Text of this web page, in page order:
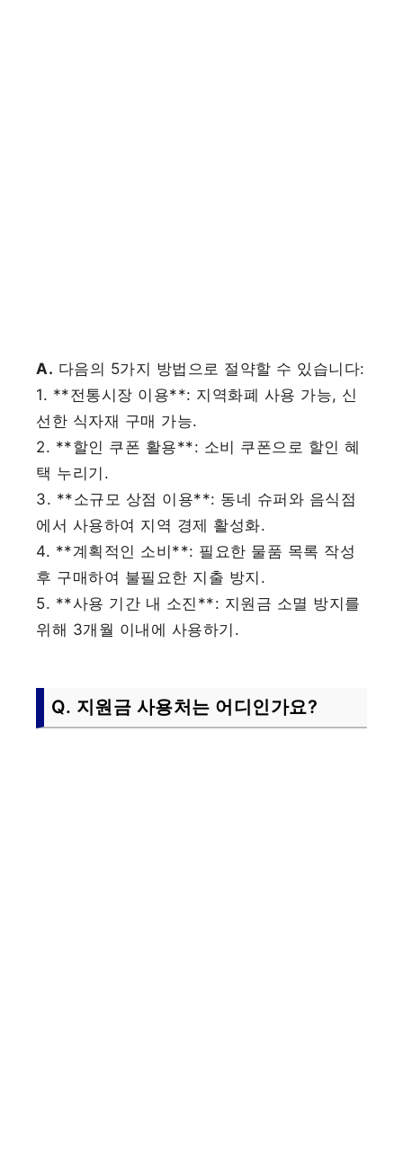
A. 다음의 5가지 방법으로 절약할 수 있습니다:
1. **전통시장 이용**: 지역화폐 사용 가능, 신
선한 식자재 구매 가능.
2. **할인 쿠폰 활용**: 소비 쿠폰으로 할인 혜
택 누리기.
3. **소규모 상점 이용**: 동네 슈퍼와 음식점
에서 사용하여 지역 경제 활성화.
4. **계획적인 소비**: 필요한 물품 목록 작성
후 구매하여 불필요한 지출 방지.
5. **사용 기간 내 소진**: 지원금 소멸 방지를
위해 3개월 이내에 사용하기.
Q. 지원금 사용처는 어디인가요?